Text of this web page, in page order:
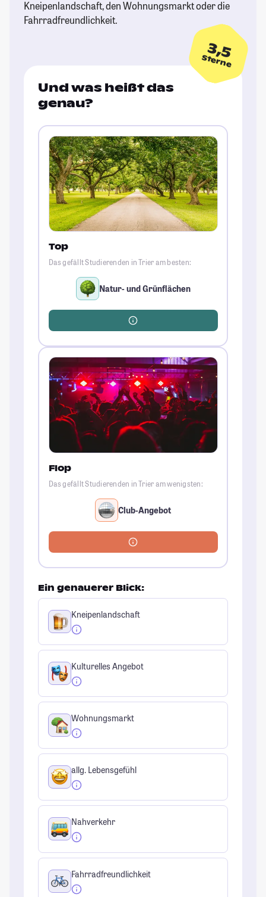
Kneipenlandschaft, den Wohnungsmarkt oder die
Fahrradfreundlichkeit.
3,5
Sterne
Und was heißt das
genau?
Top
Das gefällt Studierenden in Trier am besten:
Natur- und Grünflächen
Flop
Das gefällt Studierenden in Trier am wenigsten:
Club-Angebot
Ein genauerer Blick:
Kneipenlandschaft
Kulturelles Angebot
Wohnungsmarkt
allg. Lebensgefühl
Nahverkehr
Fahrradfreundlichkeit